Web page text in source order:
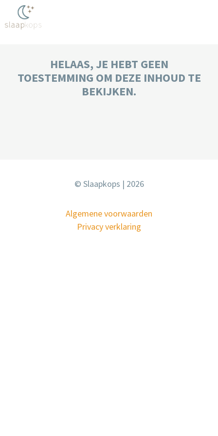
HELAAS, JE HEBT GEEN
TOESTEMMING OM DEZE INHOUD TE
BEKIJKEN.
© Slaapkops | 2026
Algemene voorwaarden
Privacy verklaring